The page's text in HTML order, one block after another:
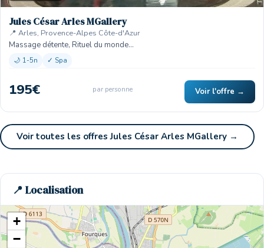
Jules César Arles MGallery
📍 Arles, Provence-Alpes Côte-d'Azur
Massage détente, Rituel du monde…
🌙 1-5n ✓ Spa
195€ par personne Voir l'offre →
Voir toutes les offres Jules César Arles MGallery →
📍 Localisation
+
−